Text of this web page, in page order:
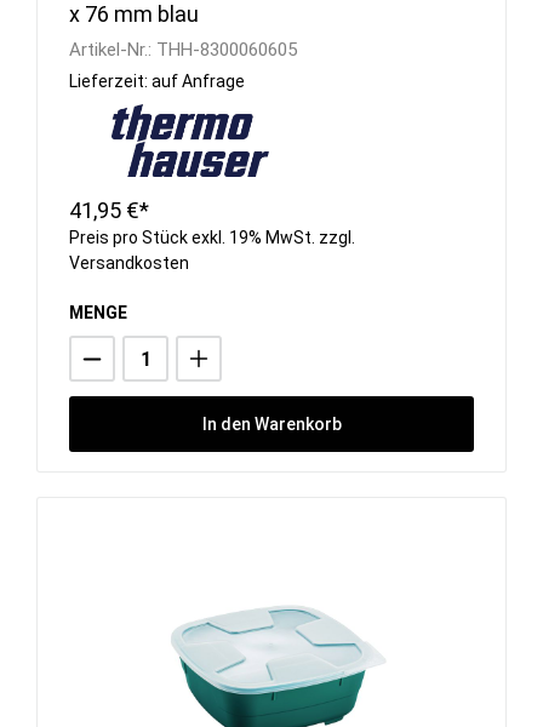
x 76 mm blau
Artikel-Nr.: THH-8300060605
Lieferzeit: auf Anfrage
41,95 €*
Preis pro Stück exkl. 19% MwSt. zzgl.
Versandkosten
MENGE
In den Warenkorb